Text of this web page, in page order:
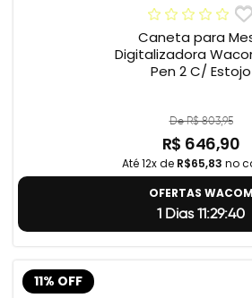
Caneta para
Digitalizadora
Pen 2 C/ Estojo
De R$ 803,95
R$ 646,90
Até 12x de R$65,83 no
OFERTAS WACOM
1 Dias 11:29:39
11% OFF